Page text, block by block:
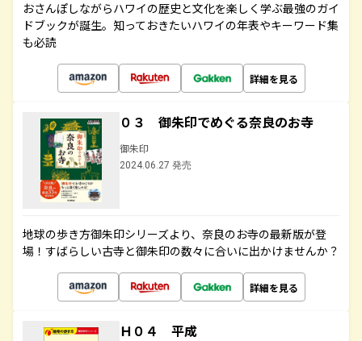
おさんぽしながらハワイの歴史と文化を楽しく学ぶ最強のガイ
ドブックが誕生。知っておきたいハワイの年表やキーワード集
も必読
詳細を見る
０３ 御朱印でめぐる奈良のお寺
御朱印
2024.06.27 発売
地球の歩き方御朱印シリーズより、奈良のお寺の最新版が登
場！すばらしい古寺と御朱印の数々に合いに出かけませんか？
詳細を見る
Ｈ０４ 平成